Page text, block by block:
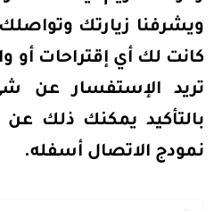
ويشرفنا زيارتك
كانت لك أي إقتراحات أو
تريد الإستفسار عن
بالتأكيد يمكنك ذلك
نمودج الاتصال أسفله.